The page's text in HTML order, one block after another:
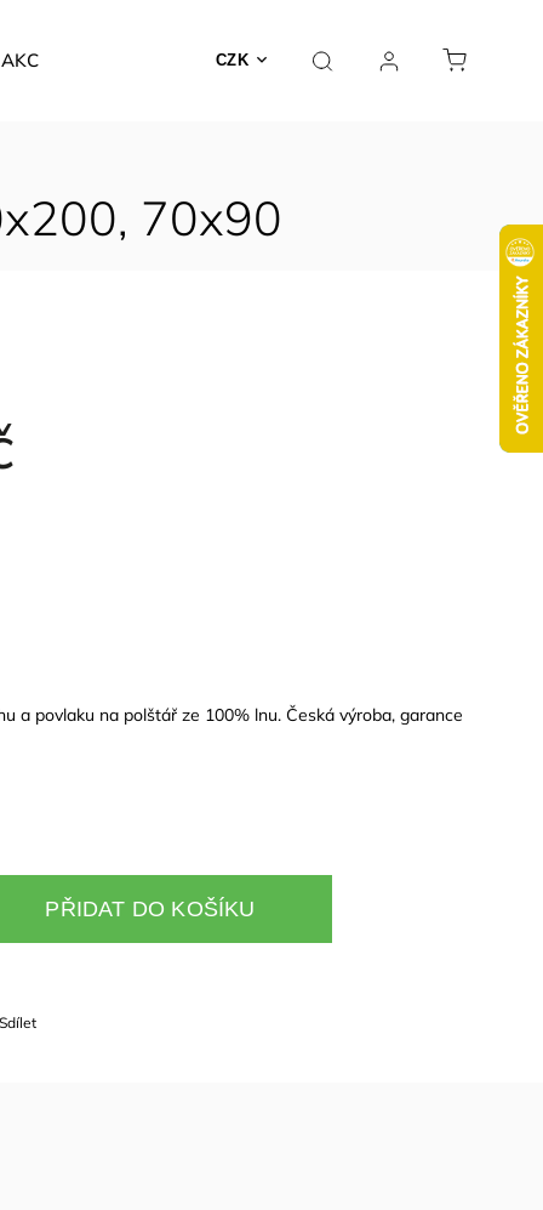
CZK
AKCE
70x90
a povlaku na polštář ze 100% lnu. Česká výroba, garance
PŘIDAT DO KOŠÍKU
Sdílet